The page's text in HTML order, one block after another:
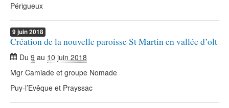
Périgueux
9 juin2018
Création de la nouvelle paroisse St Martin en vallée d’olt
Du 9 au 10 juin 2018
Mgr Camiade et groupe Nomade
Puy-l’Evêque et Prayssac